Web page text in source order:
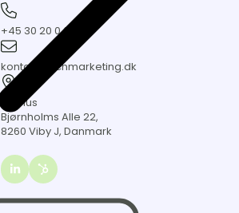
+45 30 20 04 60
+45
30
20
04
60
kontakt@itchmarketing.dk
kontakt@itchmarketing.dk
Aarhus
Bjørnholms Alle 22,
8260 Viby J, Danmark
Aarhus
Bjørnholms
Alle
22,
8260
Viby
J,
Danmark
Link
Itch